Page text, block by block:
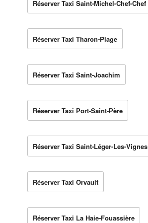
Réserver Taxi Saint-Michel-Chef-Chef
Réserver Taxi Tharon-Plage
Réserver Taxi Saint-Joachim
Réserver Taxi Port-Saint-Père
Réserver Taxi Saint-Léger-Les-Vignes
Réserver Taxi Orvault
Réserver Taxi La Haie-Fouassière